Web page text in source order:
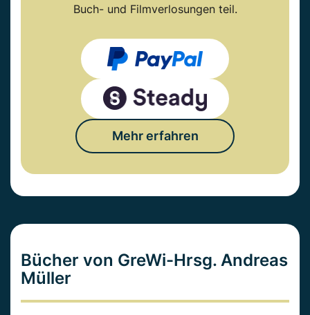
Buch- und Filmverlosungen teil.
Mehr erfahren
Bücher von GreWi-Hrsg. Andreas
Müller